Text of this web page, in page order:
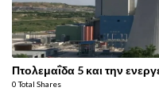
Πτολεμαΐδα 5 και την
0 Total Shares